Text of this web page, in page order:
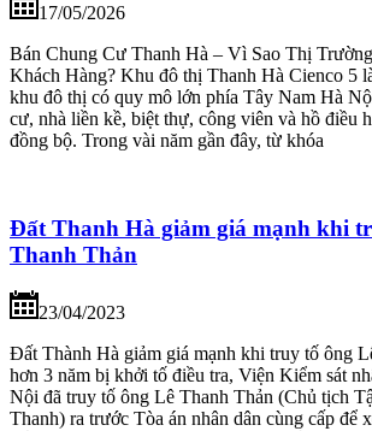
17/05/2026
Bán Chung Cư Thanh Hà – Vì Sao Thị
Khách Hàng? Khu đô thị Thanh Hà Cienco 5
khu đô thị có quy mô lớn phía Tây Nam Hà
cư, nhà liền kề, biệt thự, công viên và hồ điều
đồng bộ. Trong vài năm gần đây, từ khóa
Đất Thanh Hà giảm giá mạnh khi
Thanh Thản
23/04/2023
Đất Thành Hà giảm giá mạnh khi truy tố ông
hơn 3 năm bị khởi tố điều tra, Viện Kiểm sát
Nội đã truy tố ông Lê Thanh Thản (Chủ tịch
Thanh) ra trước Tòa án nhân dân cùng cấp để